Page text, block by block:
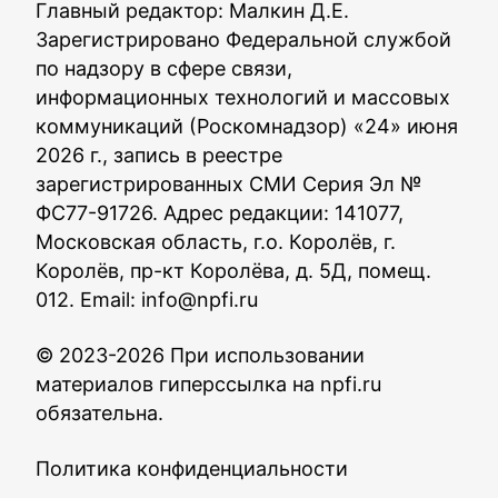
Главный редактор: Малкин Д.Е.
Зарегистрировано Федеральной службой
по надзору в сфере связи,
информационных технологий и массовых
коммуникаций (Роскомнадзор) «24» июня
2026 г., запись в реестре
зарегистрированных СМИ Серия Эл №
ФС77-91726. Адрес редакции: 141077,
Московская область, г.о. Королёв, г.
Королёв, пр-кт Королёва, д. 5Д, помещ.
012. Email: info@npfi.ru
© 2023-2026 При использовании
материалов гиперссылка на npfi.ru
обязательна.
Политика конфиденциальности